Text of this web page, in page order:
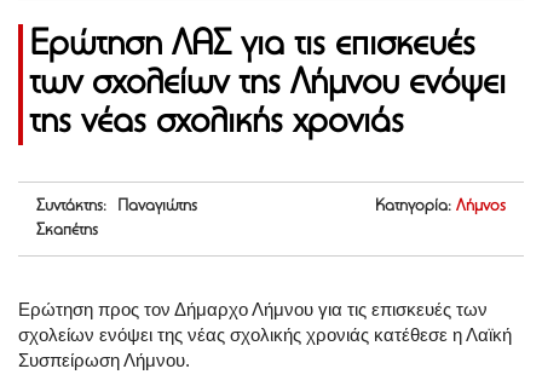
Ερώτηση ΛΑΣ για τις επισκευές
των σχολείων της Λήμνου ενόψει
της νέας σχολικής χρονιάς
Συντάκτης: Παναγιώτης
Σκαπέτης
Κατηγορία: Λήμνος
Ερώτηση προς τον Δήμαρχο Λήμνου για τις επισκευές των
σχολείων ενόψει της νέας σχολικής χρονιάς κατέθεσε η Λαϊκή
Συσπείρωση Λήμνου.